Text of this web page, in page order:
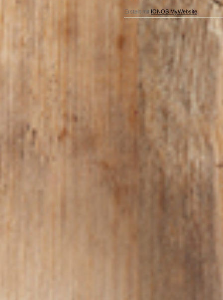
Erstellt mit IONOS MyWebsite